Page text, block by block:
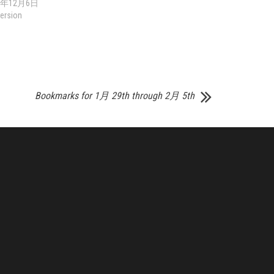
12月6日
Bookmarks for 1月 29th through 2月 5th